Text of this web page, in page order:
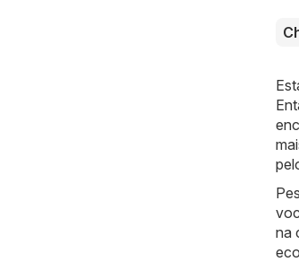
na